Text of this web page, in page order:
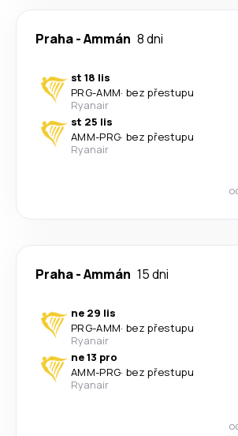
Praha-Ammán 8 dni
st 18 lis
PRG-AMM· bez přestupu
Ryanair
st 25 lis
AMM-PRG· bez přestupu
Ryanair
Praha-Ammán 15 dni
ne 29 lis
PRG-AMM· bez přestupu
Ryanair
ne 13 pro
AMM-PRG· bez přestupu
Ryanair